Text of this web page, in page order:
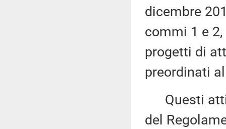
dicembre
commi 1 e
progetti di
preordinati
Questi atti
del